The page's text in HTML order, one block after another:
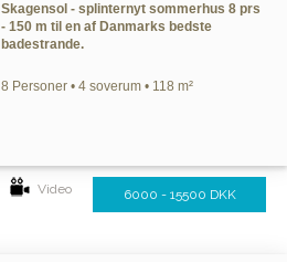
Skagensol - splinternyt sommerhus 8 prs
- 150 m til en af Danmarks bedste
badestrande.
8 Personer • 4 soverum • 118 m²
Video 6000 - 15500 DKK